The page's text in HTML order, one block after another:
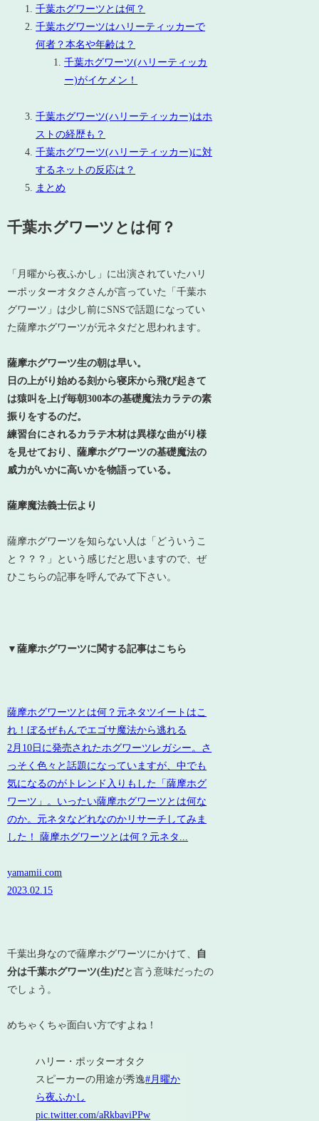
千葉ホグワーツとは何？
千葉ホグワーツはハリーティッカーで
何者？本名や年齢は？
千葉ホグワーツ(ハリーティッカ
ー)がイケメン！
千葉ホグワーツ(ハリーティッカー)はホ
ストの経歴も？
千葉ホグワーツ(ハリーティッカー)に対
するネットの反応は？
まとめ
千葉ホグワーツとは何？
「月曜から夜ふかし」に出演されていたハリ
ーポッターオタクさんが言っていた「千葉ホ
グワーツ」は少し前にSNSで話題になってい
た薩摩ホグワーツが元ネタだと思われます。
薩摩ホグワーツ生の朝は早い。
日の上がり始める刻から寝床から飛び起きて
は猿叫を上げ毎朝300本の基礎魔法カラテの素
振りをするのだ。
練習台にされるカラテ木材は異様な曲がり様
を見せており、薩摩ホグワーツの基礎魔法の
威力がいかに高いかを物語っている。
薩摩魔法義士伝より
薩摩ホグワーツを知らない人は「どういうこ
と？？？」という感じだと思いますので、ぜ
ひこちらの記事を呼んでみて下さい。
▼薩摩ホグワーツに関する記事はこちら
薩摩ホグワーツとは何？元ネタツイートはこ
れ！ぼるぜもんでエゴサ魔法から逃れる
2月10日に発売されたホグワーツレガシー。さ
っそく色々と話題になっていますが、中でも
気になるのがトレンド入りもした「薩摩ホグ
ワーツ」。いったい薩摩ホグワーツとは何な
のか。元ネタなどれなのかリサーチしてみま
した！ 薩摩ホグワーツとは何？元ネタ...
yamamii.com
2023.02.15
千葉出身なので薩摩ホグワーツにかけて、
自
分は千葉ホグワーツ(生)だと言う意味だったの
でしょう。
めちゃくちゃ面白い方ですよね！
ハリー・ポッターオタク
スピーカーの用途が秀逸#月曜か
ら夜ふかし
pic.twitter.com/aRkbaviPPw